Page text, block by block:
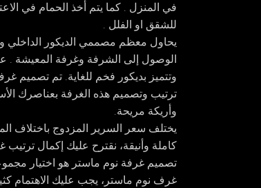
في المنزل . كما يتم أخذ الحمام في
للشقق او الفلل .
يحاول معظم مصممي الديكور الداخلي
الوصول إلى الشرفة وغرفة المعيشة .
وتتميز بديكور فخم للغاية. تم تصميم
ترتيب وتصميم هذه الغرفة بعناصرك
وأريكة مريحة.
يختلف سعر السرير المزدوج باختلاف
كاملة وأنيقة، نقترح عليك إكمال
تصميم غرفة نوم ماستر هو اختيار
غرف نوم ماستر، يجب عليك الاهتمام